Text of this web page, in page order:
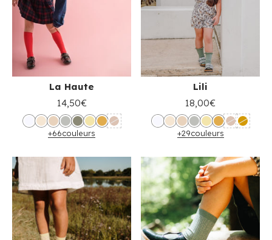
La Haute
14,50€
+66couleurs
Lili
18,00€
+29couleurs